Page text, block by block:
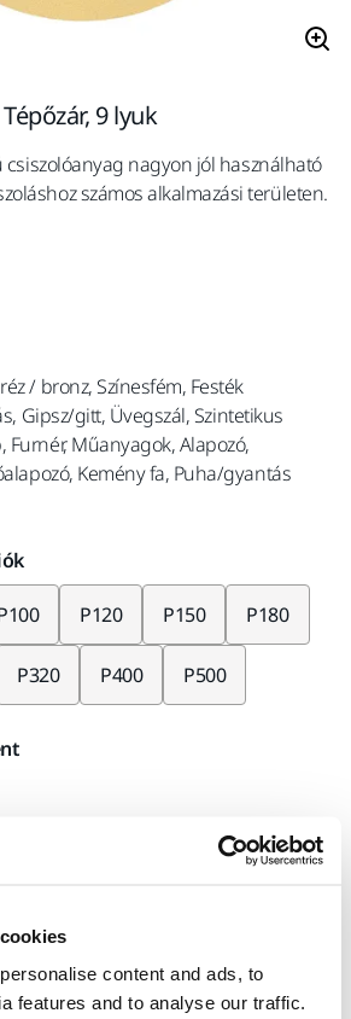
content and ads, to
features and to analyse our traffic.
9 lyuk
csiszolóanyag nagyon jól használható
számos alkalmazási területen.
/ bronz, Színesfém, Festék
Gipsz/gitt, Üvegszál, Szintetikus
Furnér, Műanyagok, Alapozó,
Kemény fa, Puha/gyantás
P120 P150 P180
P320 P400 P500